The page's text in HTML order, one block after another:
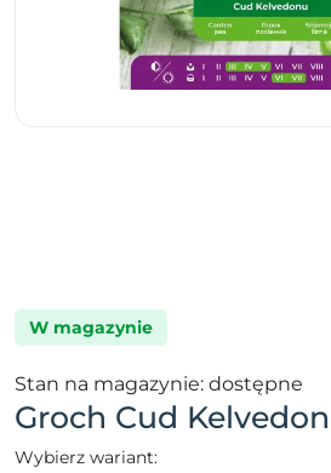
W magazynie
Stan na magazynie: dostępne
Groch Cud
Wybierz wariant: